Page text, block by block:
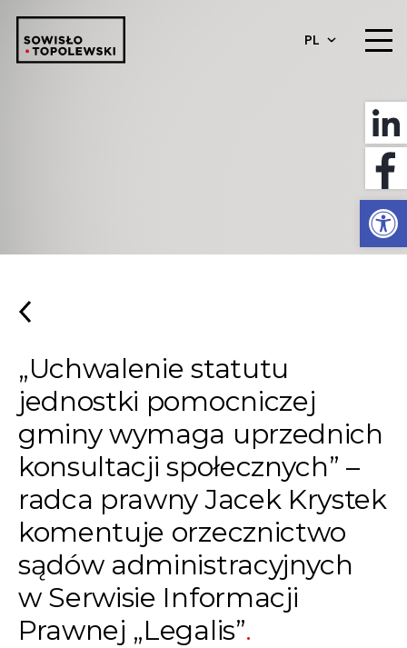
PL
„Uchwalenie statutu
jednostki pomocniczej
gminy wymaga uprzednich
konsultacji społecznych” –
radca prawny Jacek Krystek
komentuje orzecznictwo
sądów administracyjnych
w Serwisie Informacji
Prawnej „Legalis”